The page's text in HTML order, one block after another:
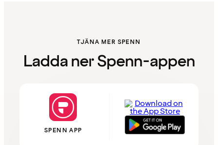
TJÄNA MER SPENN
Ladda ner Spenn-appen
SPENN APP